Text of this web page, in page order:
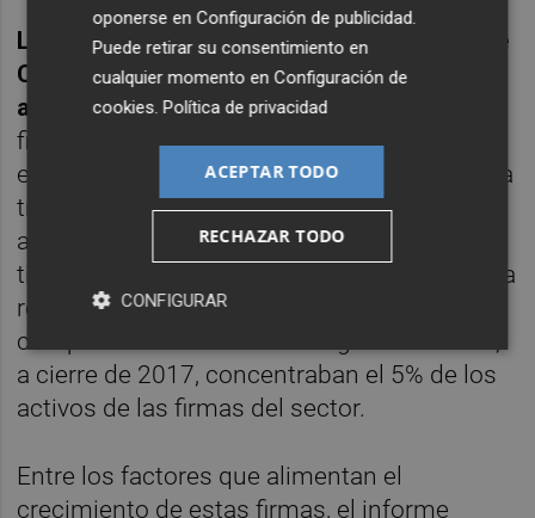
La entidad que preside Pablo Hernández de
Cos asegura haberse planteado la eventual
aparición de riesgospara la estabilidad
financiera por las socimis ante el auge que
experimentan, toda vez que su número se ha
triplicado en los últimos tres años. En la
actualidad, existen sesenta firmas de este
tipo en España, si bien su tamaño "es todavía
reducido en relación con el conjunto de las
compañías inmobiliarias". Según sus datos,
a cierre de 2017, concentraban el 5% de los
activos de las firmas del sector.
Entre los factores que alimentan el
crecimiento de estas firmas, el informe
oponerse enConfiguración de publicidad
Puede retirar su consentimiento en
cualquier momento enConfiguración de
cookies .Política de privacidad
ACEPTAR TODO
RECHAZAR TODO
CONFIGURAR